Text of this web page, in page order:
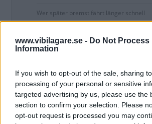
www.vibilagare.se - Do Not
Information
If you wish to opt-out of the sale, sharing
processing of your personal or sensitive
targeted advertising by us, please use the
section to confirm your selection. Please
opt-out request is processed you may
Wer später bremst fährt länger schnell
Pi
presenterat priserna på de
utförande - för den som är
Uppdaterat: 2023-10-20 10:28